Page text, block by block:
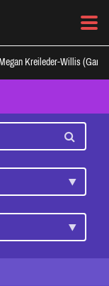
Kreileder-Willis